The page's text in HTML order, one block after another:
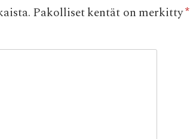
Pakolliset kentät on merkitty*